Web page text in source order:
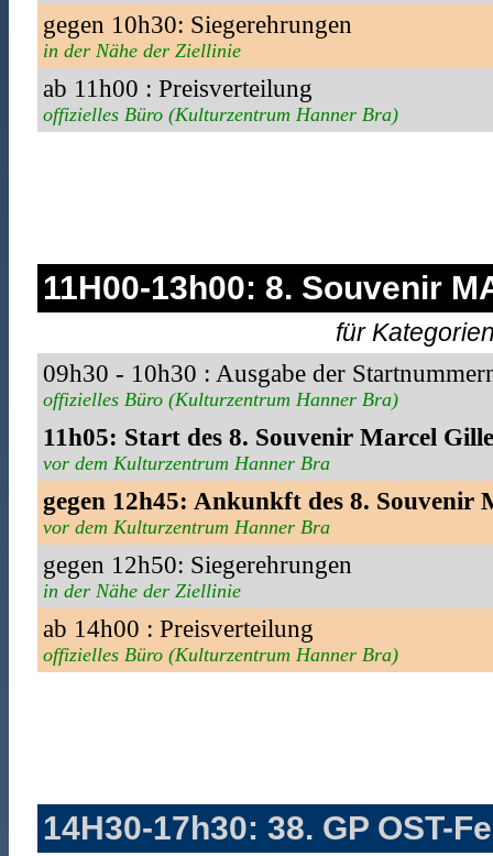
gegen 10h30: Siegerehrungen
in der Nähe der Ziellinie
ab 11h00 : Preisverteilung
offizielles Büro (Kulturzentrum Hanner Bra)
11H00-13h00: 8. Souvenir
für
09h30 - 10h30 : Ausgabe der
offizielles Büro (Kulturzentrum Hanner Bra)
11h05: Start des 8. Souvenir Marcel
vor dem Kulturzentrum Hanner Bra
gegen 12h45: Ankunkft des 8. Souvenir
vor dem Kulturzentrum Hanner Bra
gegen 12h50: Siegerehrungen
in der Nähe der Ziellinie
ab 14h00 : Preisverteilung
offizielles Büro (Kulturzentrum Hanner Bra)
14H30-17h30: 38. GP OST-